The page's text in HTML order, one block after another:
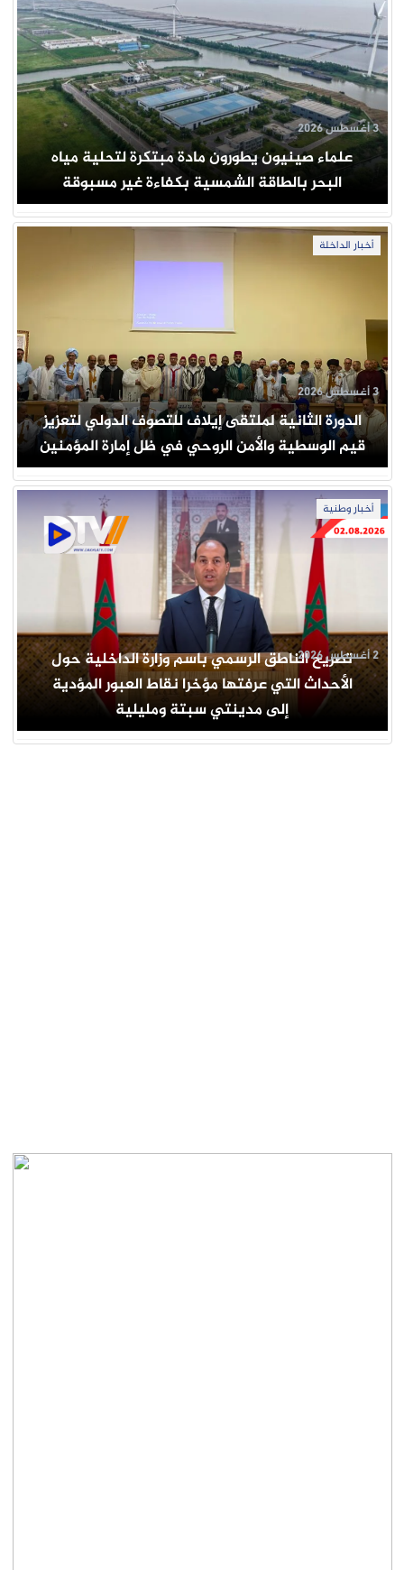
علماء صينيون يطورون مادة مبتكرة لتحلية مياه
البحر بالطاقة الشمسية بكفاءة غير مسبوقة
3 أغسطس 2026
أخبار الداخلة
الدورة الثانية لملتقى إيلاف للتصوف الدولي لتعزيز
قيم الوسطية والأمن الروحي في ظل إمارة المؤمنين
3 أغسطس 2026
أخبار وطنية
تصريح الناطق الرسمي باسم وزارة الداخلية حول
الأحداث التي عرفتها مؤخرا نقاط العبور المؤدية
إلى مدينتي سبتة ومليلية
2 أغسطس 2026